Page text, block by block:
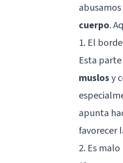
cuerpo.
1. El
Esta
muslosy
apunta
favorecer
2. Es